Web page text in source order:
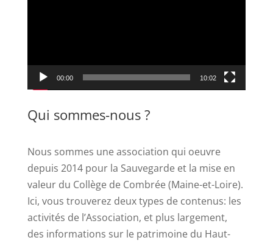
00:00 10:02
Qui sommes-nous ?
Nous sommes une association qui oeuvre
depuis 2014 pour la Sauvegarde et la mise en
valeur du Collège de Combrée (Maine-et-Loire).
Ici, vous trouverez deux types de contenus: les
activités de l’Association, et plus largement,
des informations sur le patrimoine du Haut-